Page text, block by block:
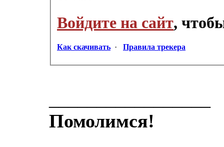
Войдите на сайт,
Как скачивать · Правила трекера
Помолимся!